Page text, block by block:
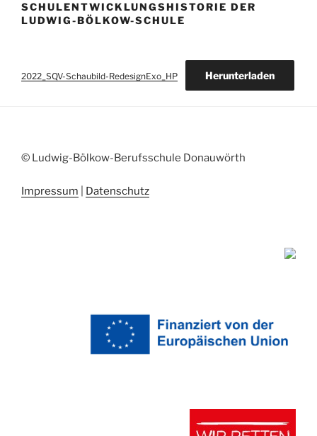
SCHULENTWICKLUNGSHISTORIE DER
LUDWIG-BÖLKOW-SCHULE
2022_SQV-Schaubild-RedesignExo_HP Herunterladen
© Ludwig-Bölkow-Berufsschule Donauwörth
Impressum Datenschutz